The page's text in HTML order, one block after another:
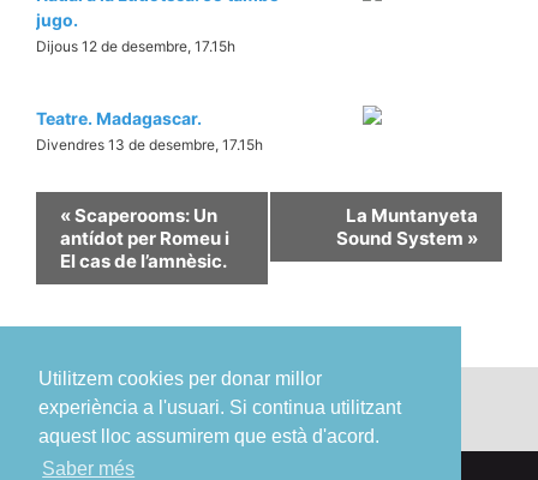
Utilitzem cookies per donar millor
experiència a l'usuari. Si continua utilitzant
aquest lloc assumirem que està d'acord.
Saber més
jugo.
Dijous 12 de desembre, 17.15h
Teatre. Madagascar.
Divendres 13 de desembre, 17.15h
«Scaperooms: Un
antídot per Romeu i
El cas de l’amnèsic.
La Muntanyeta
Sound System »